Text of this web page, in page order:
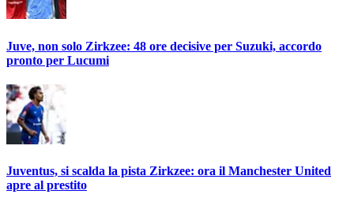
Juve, non solo Zirkzee: 48 ore decisive per Suzuki, accordo
pronto per Lucumi
Juventus, si scalda la pista Zirkzee: ora il Manchester United
apre al prestito